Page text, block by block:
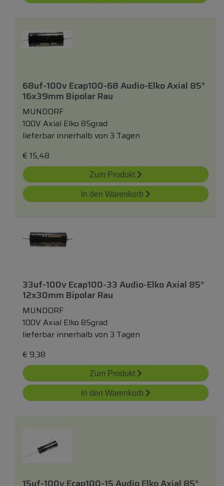
68uf-100v Ecap100-68 Audio-Elko Axial 85°
16x39mm Bipolar Rau
MUNDORF
100V Axial Elko 85grad
lieferbar innerhalb von 3 Tagen
€ 15,48
Zum Produkt
In den Warenkorb
33uf-100v Ecap100-33 Audio-Elko Axial 85°
12x30mm Bipolar Rau
MUNDORF
100V Axial Elko 85grad
lieferbar innerhalb von 3 Tagen
€ 9,38
Zum Produkt
In den Warenkorb